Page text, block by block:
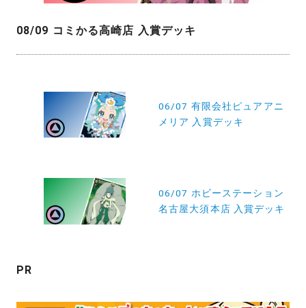
08/09 コミかる高崎店 入賞デッキ
ン
06/07 有限会社ピュアアニ
メリア 入賞デッキ
06/07 ホビーステーション
名古屋大須本店 入賞デッキ
PR